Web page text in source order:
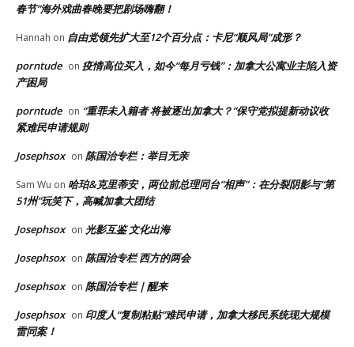
春节”海外戏曲春晚要把剧场嗨翻！
Hannah on 自由党领先扩大至12个百分点：卡尼“顺风局”成形？
porntude on 疫情高位买入，如今“每月亏钱”：加拿大公寓业主陷入资
产困局
porntude on “重罪未入籍者 将被逐出加拿大？”保守党拟提新动议收
紧难民申请规则
Josephsox on 陈国治专栏：举目无亲
Sam Wu on 哈珀&克里蒂安，两位前总理同台“相声”：在分裂阴影与“第
51州”玩笑下，高喊加拿大团结
Josephsox on 光影互鉴 文化出海
Josephsox on 陈国治专栏 西方的两会
Josephsox on 陈国治专栏｜醒来
Josephsox on 印度人“复制粘贴”难民申请，加拿大移民系统现大规模
雷同案！